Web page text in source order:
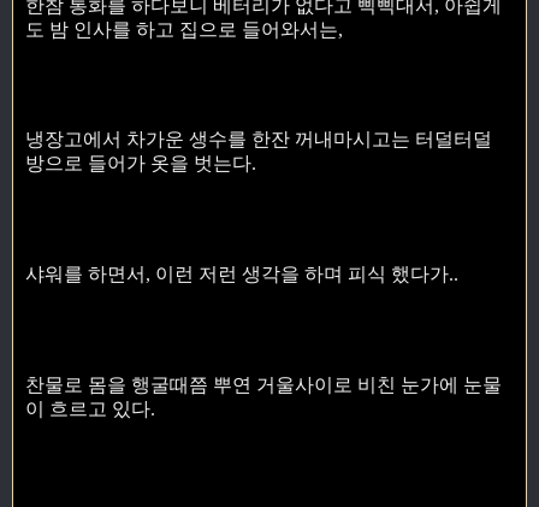
한참 통화를 하다보니 베터리가 없다고 삑삑대서, 아쉽게
도 밤 인사를 하고 집으로 들어와서는,
냉장고에서 차가운 생수를 한잔 꺼내마시고는 터덜터덜
방으로 들어가 옷을 벗는다.
샤워를 하면서, 이런 저런 생각을 하며 피식 했다가..
찬물로 몸을 행굴때쯤 뿌연 거울사이로 비친 눈가에 눈물
이 흐르고 있다.